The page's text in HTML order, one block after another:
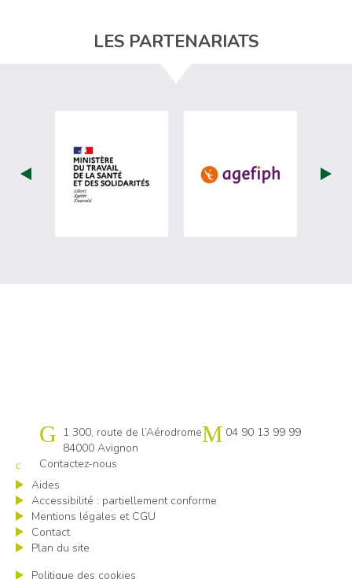
LES PARTENARIATS
visiter les site de Ministère du travail
visiter les
Cap emploi 84
1 300, route de l’Aérodrome
84000 Avignon
04 90 13 99 99
Contactez-nous
Aides
Accessibilité : partiellement conforme
Mentions légales et CGU
Contact
Plan du site
Politique des cookies